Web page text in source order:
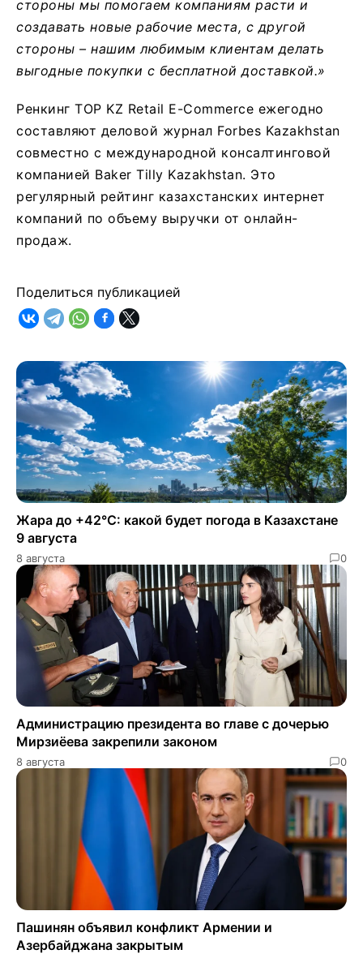
стороны мы помогаем компаниям расти и
создавать новые рабочие места, с другой
стороны – нашим любимым клиентам делать
выгодные покупки с бесплатной доставкой.»
Ренкинг TOP KZ Retail E-Commerce ежегодно
составляют деловой журнал Forbes Kazakhstan
совместно с международной консалтинговой
компанией Baker Tilly Kazakhstan. Это
регулярный рейтинг казахстанских интернет
компаний по объему выручки от онлайн-
продаж.
Поделиться публикацией
Жара до +42°C: какой будет погода в Казахстане
9 августа
8 августа 0
Администрацию президента во главе с дочерью
Мирзиёева закрепили законом
8 августа 0
Пашинян объявил конфликт Армении и
Азербайджана закрытым